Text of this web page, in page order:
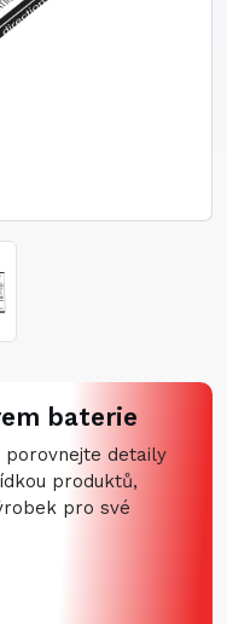
baterie
porovnejte detaily
produktů,
pro své